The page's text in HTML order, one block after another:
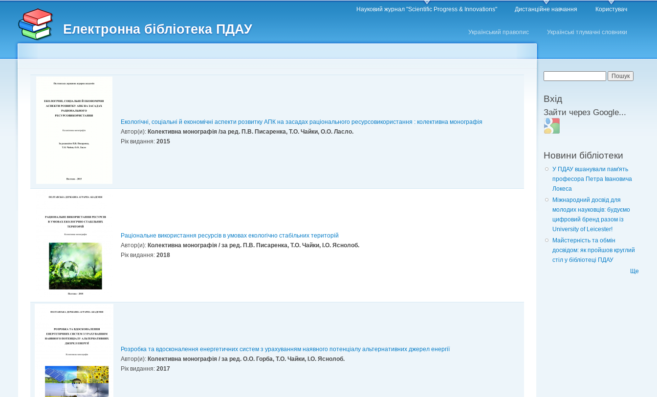
Електронна бібліотека ПДАУ
Головне меню Науковий журнал "Scientific Progress & Innovations" Дистанційне навчання Користувач
Другорядне меню
Український правопис Українські тлумачні словники
Екологічні, соціальні й економічні аспекти розвитку АПК на засадах раціонального ресурсовикористання : колективна монографія
Автор(и): Колективна монографія /за ред. П.В. Писаренка, Т.О. Чайки, О.О. Ласло.
Рік видання:2015
Раціональне використання ресурсів в умовах екологічно стабільних територій
Автор(и): Колективна монографія / за ред. П.В. Писаренка, Т.О. Чайки, І.О. Яснолоб.
Рік видання:2018
Розробка та вдосконалення енергетичних систем з урахуванням наявного потенціалу альтернативних джерел енергії
Автор(и): Колективна монографія / за ред. О.О. Горба, Т.О. Чайки, І.О. Яснолоб.
Рік видання:2017
Пошукова форма
Вхід
Зайти через Google...
Login with Google
Новини бібліотеки
У ПДАУ вшанували пам'ять
професора Петра Івановича
Локеса
Міжнародний досвід для
молодих науковців: будуємо
цифровий бренд разом із
University of Leicester!
Майстерність та обмін
досвідом: як пройшов круглий
стіл у бібліотеці ПДАУ
Ще